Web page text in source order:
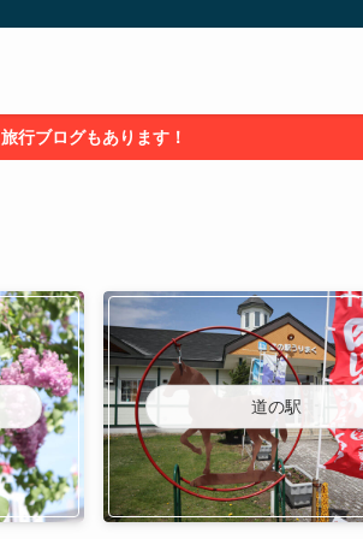
旅行ブログもあります！
道の駅